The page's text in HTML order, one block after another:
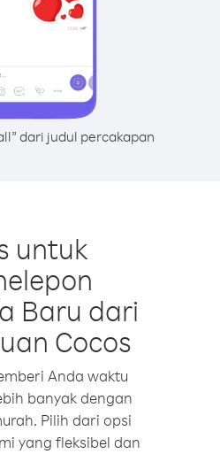
dari judul percakapan
untuk
Baru dari
Cocos
Anda waktu
banyak dengan
Pilih dari opsi
yang fleksibel dan